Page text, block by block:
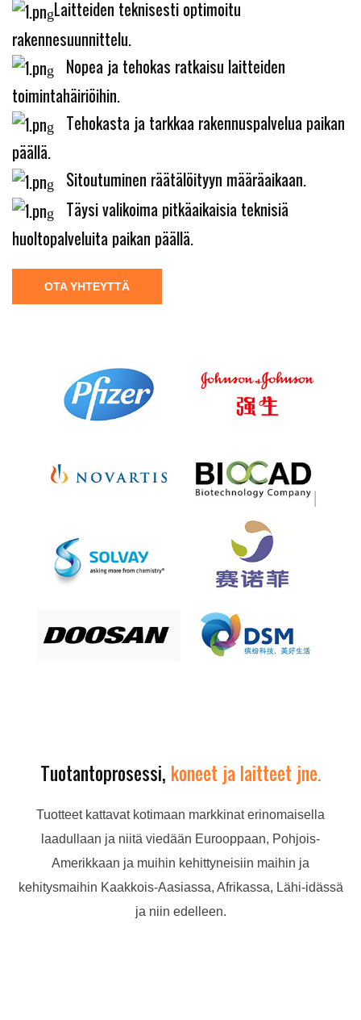
Laitteiden teknisesti optimoitu
rakennesuunnittelu.
Nopea ja tehokas ratkaisu laitteiden
toimintahäiriöihin.
Tehokasta ja tarkkaa rakennuspalvelua paikan
päällä.
Sitoutuminen räätälöityyn määräaikaan.
Täysi valikoima pitkäaikaisia ​​teknisiä
huoltopalveluita paikan päällä.
OTA YHTEYTTÄ
Tuotantoprosessi, koneet ja laitteet jne.
Tuotteet kattavat kotimaan markkinat erinomaisella
laadullaan ja niitä viedään Eurooppaan, Pohjois-
Amerikkaan ja muihin kehittyneisiin maihin ja
kehitysmaihin Kaakkois-Aasiassa, Afrikassa, Lähi-idässä
ja niin edelleen.